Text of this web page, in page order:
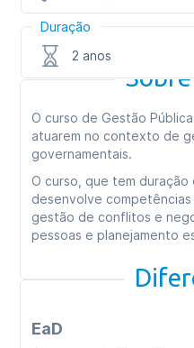
Duração
2 anos
O curso de Gestão
atuarem no contexto de
governamentais.
O curso, que tem duração
desenvolve
gestão de conflitos e
pessoas e planejamento
EaD